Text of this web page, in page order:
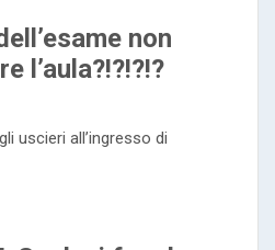
non
l’aula?!?!?!?
uscieri all’ingresso di